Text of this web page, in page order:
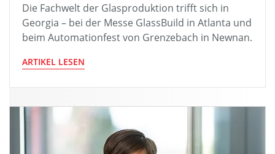
Die Fachwelt der Glasproduktion trifft sich in
Georgia – bei der Messe GlassBuild in Atlanta und
beim Automationfest von Grenzebach in Newnan.
ARTIKEL LESEN